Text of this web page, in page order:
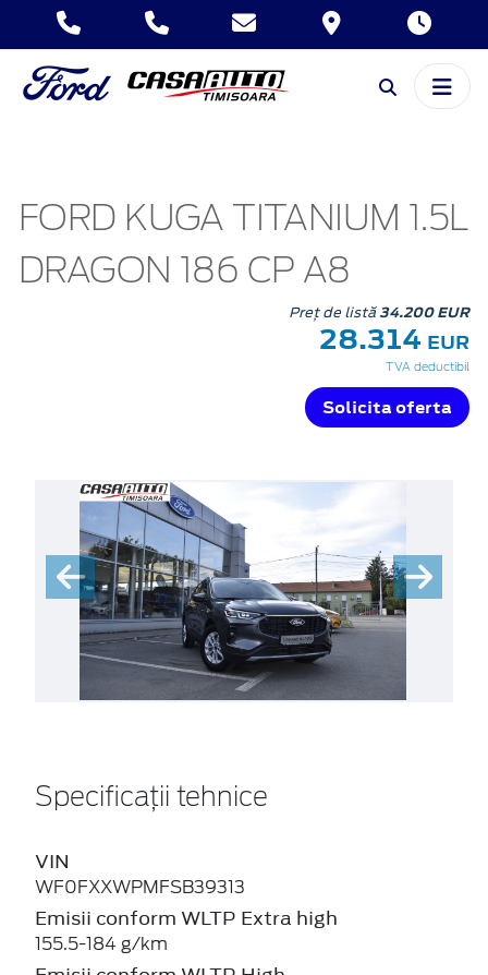
FORD KUGA TITANIUM 1.5L
DRAGON 186 CP A8
Preț de listă34.200 EUR
28.314 EUR
TVA deductibil
Solicita oferta
Specificații tehnice
VIN
WF0FXXWPMFSB39313
Emisii conform WLTP Extra high
155.5-184 g/km